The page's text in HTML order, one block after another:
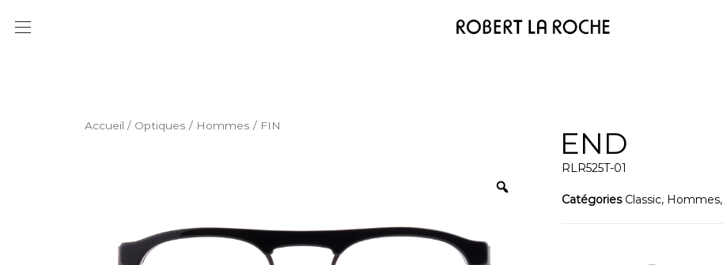
Accueil / Optiques / Hommes / FIN END
RLR525T-01
Catégories Classic, Hommes,